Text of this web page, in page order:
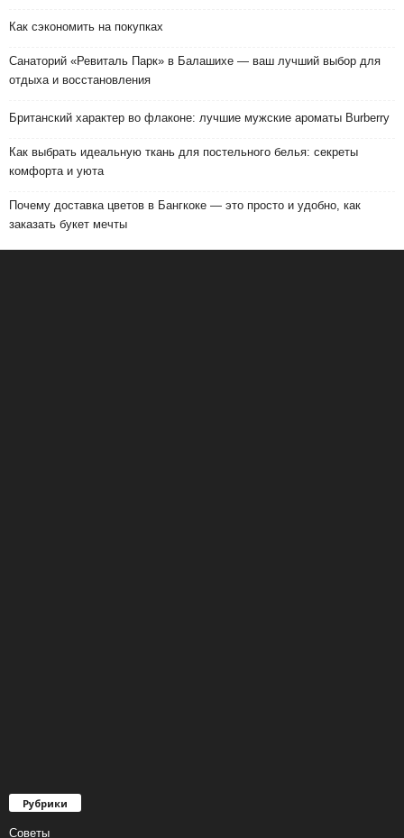
Как сэкономить на покупках
Санаторий «Ревиталь Парк» в Балашихе — ваш лучший выбор для
отдыха и восстановления
Британский характер во флаконе: лучшие мужские ароматы Burberry
Как выбрать идеальную ткань для постельного белья: секреты
комфорта и уюта
Почему доставка цветов в Бангкоке — это просто и удобно, как
заказать букет мечты
Рубрики
Советы